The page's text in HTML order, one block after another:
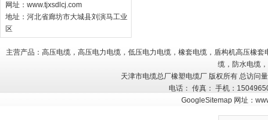
网址： www.tjxsdlcj.com
地址：河北省廊坊市大城县刘演马工业
区
主营产品：高压电缆，高压电力电缆，低压电力电缆，橡套电缆，盾构机高压橡
缆，防水电缆
天津市电缆总厂橡塑电缆厂 版权所有 总访问
电话： 传真： 手机：
GoogleSitemap 网址：